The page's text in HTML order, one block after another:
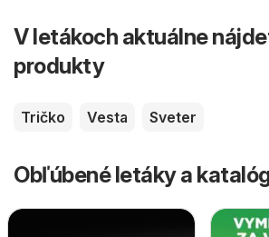
V letákoch aktuálne
produkty
Tričko Vesta Sveter
Obľúbené letáky a